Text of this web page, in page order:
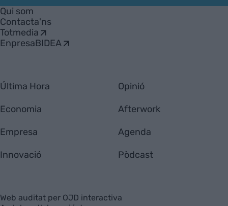
Empresa
Qui som
Contacta'ns
Totmedia
EnpresaBIDEA
Última Hora
Economia
Empresa
Innovació
Opinió
Afterwork
Agenda
Pòdcast
Web auditat per OJD interactiva